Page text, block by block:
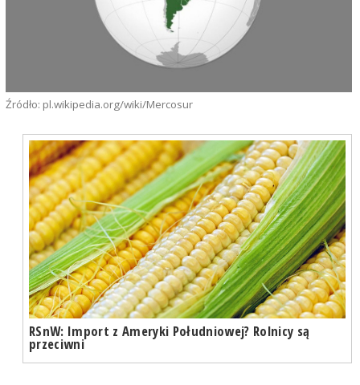
Źródło: pl.wikipedia.org/wiki/Mercosur
RSnW: Import z Ameryki Południowej? Rolnicy są
przeciwni